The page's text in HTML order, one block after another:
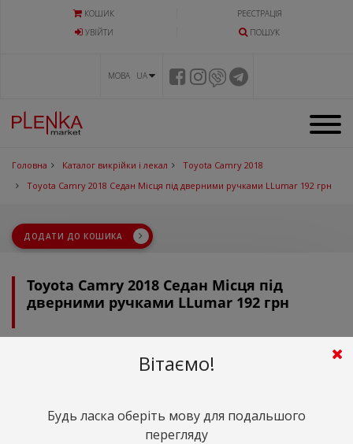
КОШИК
РЕЄСТРАЦІЯ
УВIЙТИ
ПОШУК
МОВА UA
Головна Каталог викрійки і лекал
Toyota Camry 2018
Toyota Camry 2018 Седан Місця під дверними ручками LLumar 192 грн
ДОДАТИ ДО КОШИКА
Toyota Camry 2018 Седан Місця під
дверними ручками LLumar 192 грн
грн.
Вітаємо!
Будь ласка оберіть мову для подальшого
перегляду